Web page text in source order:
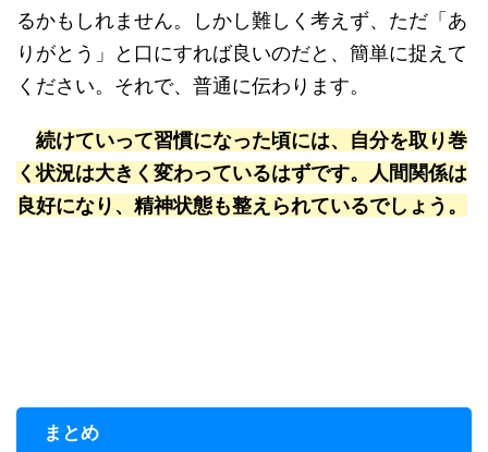
るかもしれません。しかし難しく考えず、ただ「あ
りがとう」と口にすれば良いのだと、簡単に捉えて
ください。それで、普通に伝わります。
続けていって習慣になった頃には、自分を取り巻
く状況は大きく変わっているはずです。人間関係は
良好になり、精神状態も整えられているでしょう。
まとめ